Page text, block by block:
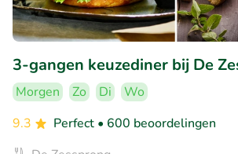
3-gangen keuzediner bij De
Morgen Zo Di
Wo
9.3
Perfect • 600 beoordelingen